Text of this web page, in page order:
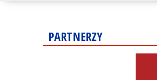
PARTNERZY